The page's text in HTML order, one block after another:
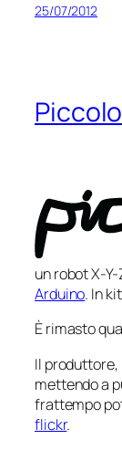
25/07/2012
Piccolo
un robot X-
Arduino. In
È rimasto
Il produttore,
mettendo a
frattempo
flickr.